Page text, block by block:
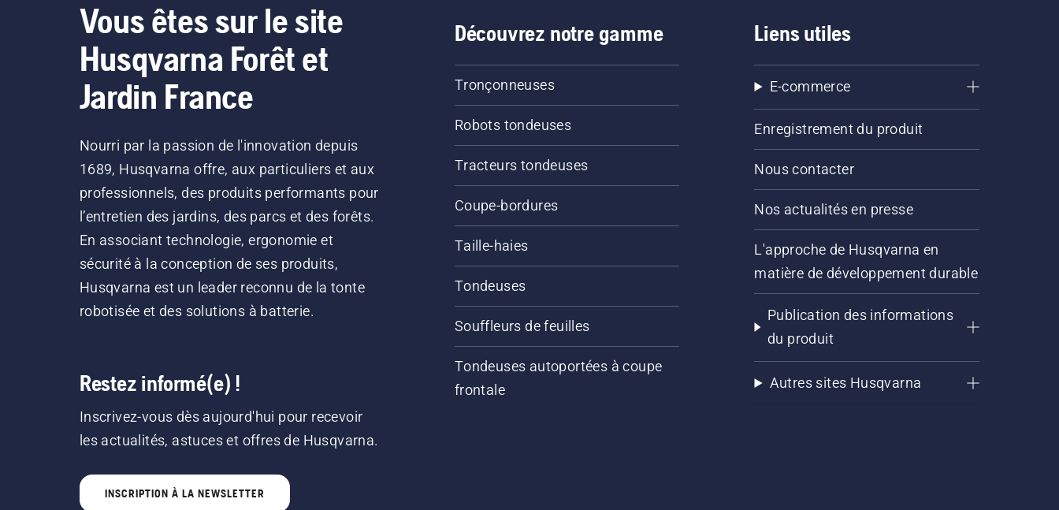
Vous êtes sur le site
Husqvarna Forêt et
Jardin France
Nourri par la passion de l'innovation depuis
1689, Husqvarna offre, aux particuliers et aux
professionnels, des produits performants pour
l’entretien des jardins, des parcs et des forêts.
En associant technologie, ergonomie et
sécurité à la conception de ses produits,
Husqvarna est un leader reconnu de la tonte
robotisée et des solutions à batterie.
Restez informé(e) !
Inscrivez-vous dès aujourd'hui pour recevoir
les actualités, astuces et offres de Husqvarna.
INSCRIPTION À LA NEWSLETTER
Découvrez notre gamme
Tronçonneuses
Robots tondeuses
Tracteurs tondeuses
Coupe-bordures
Taille-haies
Tondeuses
Souffleurs de feuilles
Tondeuses autoportées à coupe
frontale
Liens utiles
E-commerce
Enregistrement du produit
Nous contacter
Nos actualités en presse
L'approche de Husqvarna en
matière de développement durable
Publication des informations
du produit
Autres sites Husqvarna